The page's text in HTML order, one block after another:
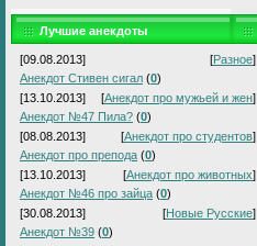
Лучшие анекдоты
[09.08.2013] [Разное]
Анекдот Стивен сигал (0)
[13.10.2013]
[Анекдот про мужьей и жен]
Анекдот №47 Пила? (0)
[08.08.2013]
[Анекдот про студентов]
Анекдот про препода (0)
[13.10.2013]
[Анекдот про животных]
Анекдот №46 про зайца (0)
[30.08.2013]
[Новые Русские]
Анекдот №39 (0)